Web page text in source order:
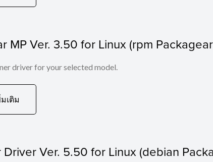
MP Ver. 3.50 for Linux (rpm
driver for your selected model.
เติม
Driver Ver. 5.50 for Linux (debian